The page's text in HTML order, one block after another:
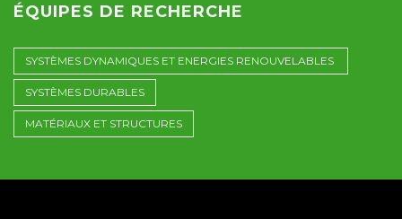
ÉQUIPES DE RECHERCHE
SYSTÈMES DYNAMIQUES ET ENERGIES RENOUVELABLES
SYSTÈMES DURABLES
MATÉRIAUX ET STRUCTURES